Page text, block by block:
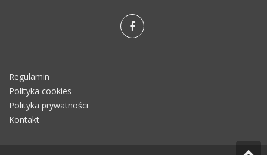
Regulamin
Polityka cookies
Polityka prywatności
Kontakt